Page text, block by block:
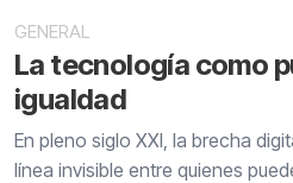
GENERAL
La tecnología como
igualdad
En pleno siglo XXI, la brecha
línea invisible entre quienes